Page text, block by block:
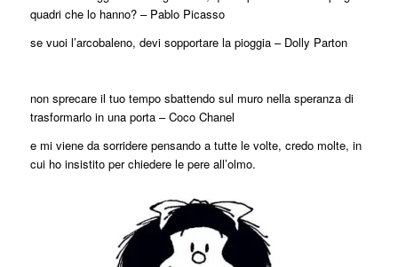
quadri che lo hanno? – Pablo Picasso
se vuoi l’arcobaleno, devi sopportare la pioggia – Dolly Parton
non sprecare il tuo tempo sbattendo sul muro nella speranza di
trasformarlo in una porta – Coco Chanel
e mi viene da sorridere pensando a tutte le volte, credo molte, in
cui ho insistito per chiedere le pere all’olmo.